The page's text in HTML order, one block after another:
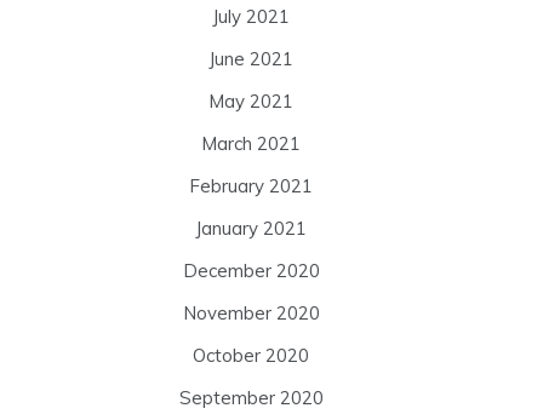
July 2021
June 2021
May 2021
March 2021
February 2021
January 2021
December 2020
November 2020
October 2020
September 2020